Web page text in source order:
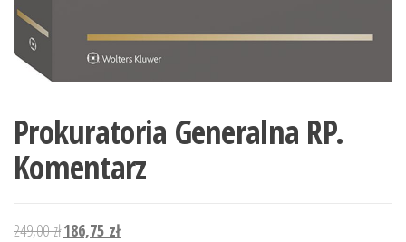
Prokuratoria Generalna RP.
Komentarz
249,00złPierwotna
186,75 złAktualna